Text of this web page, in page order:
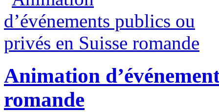
Animation
romande